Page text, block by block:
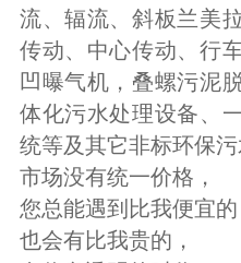
流、辐流、斜板兰美
传动、中心传动、行
凹曝气机，叠螺污泥
体化污水处理设备、
统等及其它非标环保污
市场没有统一价格，
您总能遇到比我便宜的
也会有比我贵的，